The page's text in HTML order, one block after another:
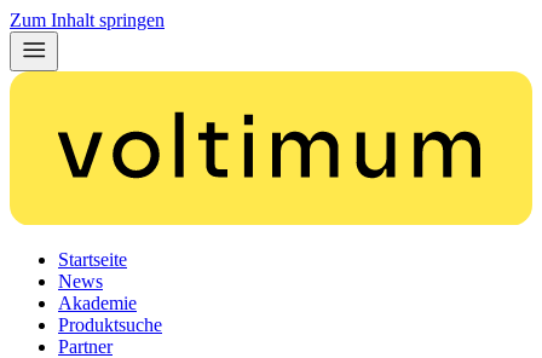
Zum Inhalt springen
Startseite
News
Akademie
Produktsuche
Partner